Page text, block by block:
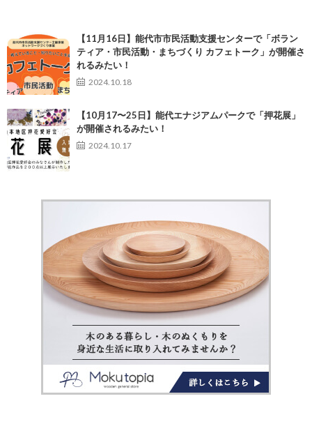
【11月16日】能代市市民活動支援センターで「ボラン
ティア・市民活動・まちづくり カフェトーク」が開催さ
れるみたい！
2024.10.18
【10月17〜25日】能代エナジアムパークで「押花展」
が開催されるみたい！
2024.10.17